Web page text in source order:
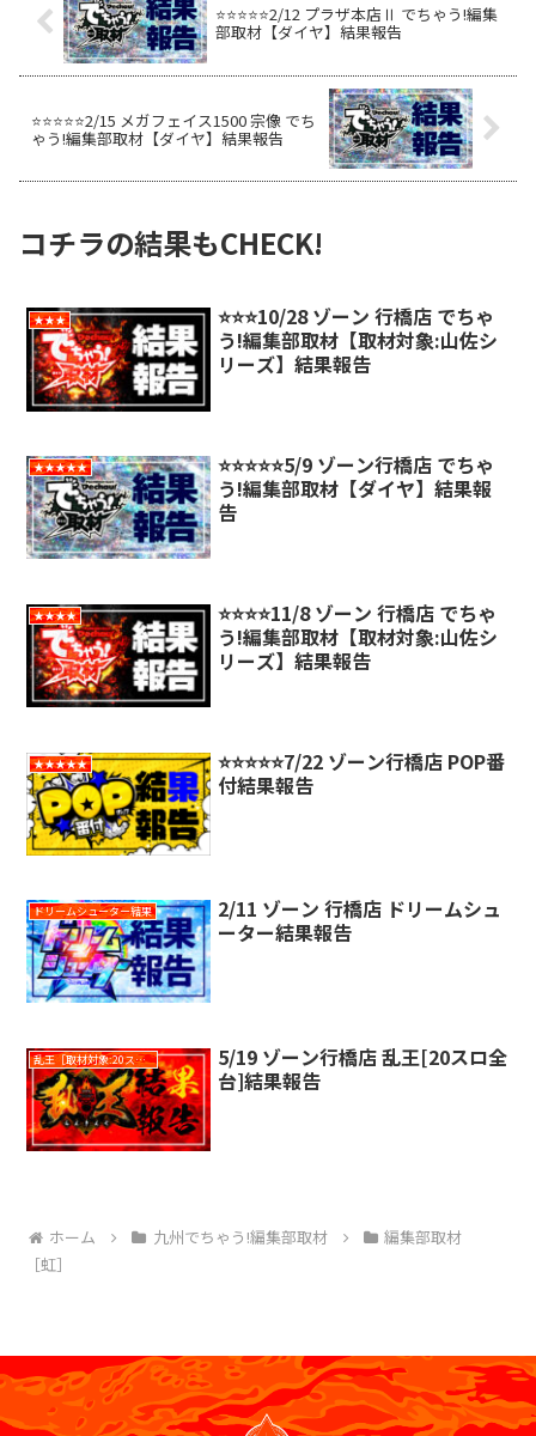
⭐️⭐️⭐️⭐️⭐️2/12 プラザ本店Ⅱ でちゃう!編集
部取材【ダイヤ】結果報告
⭐️⭐️⭐️⭐️⭐️2/15 メガフェイス1500 宗像 でち
ゃう!編集部取材【ダイヤ】結果報告
コチラの結果もCHECK!
★★★
⭐️⭐️⭐️10/28 ゾーン 行橋店 でちゃ
う!編集部取材【取材対象:山佐シ
リーズ】結果報告
★★★★★
⭐️⭐️⭐️⭐️⭐️5/9 ゾーン行橋店 でちゃ
う!編集部取材【ダイヤ】結果報
告
★★★★
⭐️⭐️⭐️⭐️11/8 ゾーン 行橋店 でちゃ
う!編集部取材【取材対象:山佐シ
リーズ】結果報告
★★★★★
⭐️⭐️⭐️⭐️⭐️7/22 ゾーン行橋店 POP番
付結果報告
ドリームシューター結果
2/11 ゾーン 行橋店 ドリームシュ
ーター結果報告
乱王［取材対象:20スロ全台］
5/19 ゾーン行橋店 乱王[20スロ全
台]結果報告
ホーム 九州でちゃう!編集部取材
編集部取材
［虹］